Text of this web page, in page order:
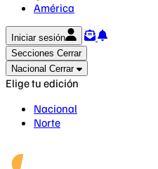
América
Iniciar sesión
Secciones Cerrar
Nacional Cerrar
Elige tu edición
Nacional
Norte